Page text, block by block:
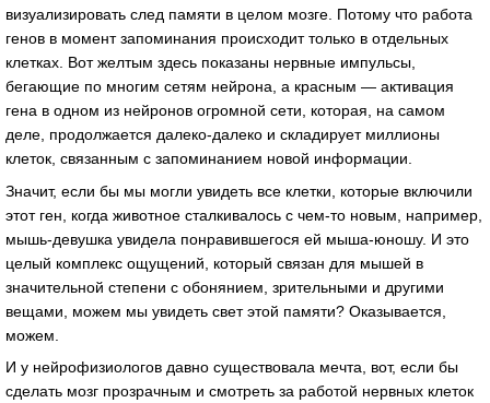
визуализировать след памяти в целом мозге. Потому что работа
генов в момент запоминания происходит только в отдельных
клетках. Вот желтым здесь показаны нервные импульсы,
бегающие по многим сетям нейрона, а красным — активация
гена в одном из нейронов огромной сети, которая, на самом
деле, продолжается далеко-далеко и складирует миллионы
клеток, связанным с запоминанием новой информации.
Значит, если бы мы могли увидеть все клетки, которые включили
этот ген, когда животное сталкивалось с чем-то новым, например,
мышь-девушка увидела понравившегося ей мыша-юношу. И это
целый комплекс ощущений, который связан для мышей в
значительной степени с обонянием, зрительными и другими
вещами, можем мы увидеть свет этой памяти? Оказывается,
можем.
И у нейрофизиологов давно существовала мечта, вот, если бы
сделать мозг прозрачным и смотреть за работой нервных клеток